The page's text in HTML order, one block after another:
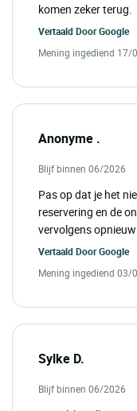
komen zeker terug.
Vertaald DoorGoogle
Mening ingediend 17/
Anonyme .
Blijf binnen 06/2026
Pas op dat je het
reservering en de
vervolgens opnieuw
Vertaald DoorGoogle
Mening ingediend 03/
Sylke D.
Blijf binnen 06/2026